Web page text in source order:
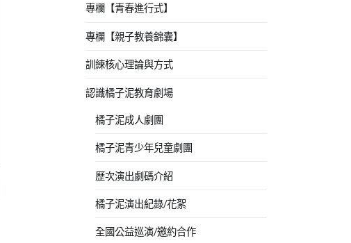
專欄【青春進行式】
專欄【親子教養錦囊】
訓練核心理論與方式
認識橘子泥教育劇場
橘子泥成人劇團
橘子泥青少年兒童劇團
歷次演出劇碼介紹
橘子泥演出紀錄/花絮
全國公益巡演/邀約合作